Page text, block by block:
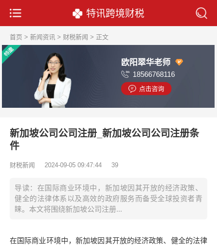
特讯跨境财税
首页 > 新闻资讯 > 财税新闻 > 正文
欧阳翠华老师
18566768116
点击咨询
新加坡公司公司注册_新加坡公司公司注册条
件
财税新闻 2024-09-05 09:47:44 39
导读：在国际商业环境中，新加坡因其开放的经济政策、
健全的法律体系以及高效的政府服务而备受全球投资者青
睐。本文将围绕新加坡公司注册...
在国际商业环境中，新加坡因其开放的经济政策、健全的法律